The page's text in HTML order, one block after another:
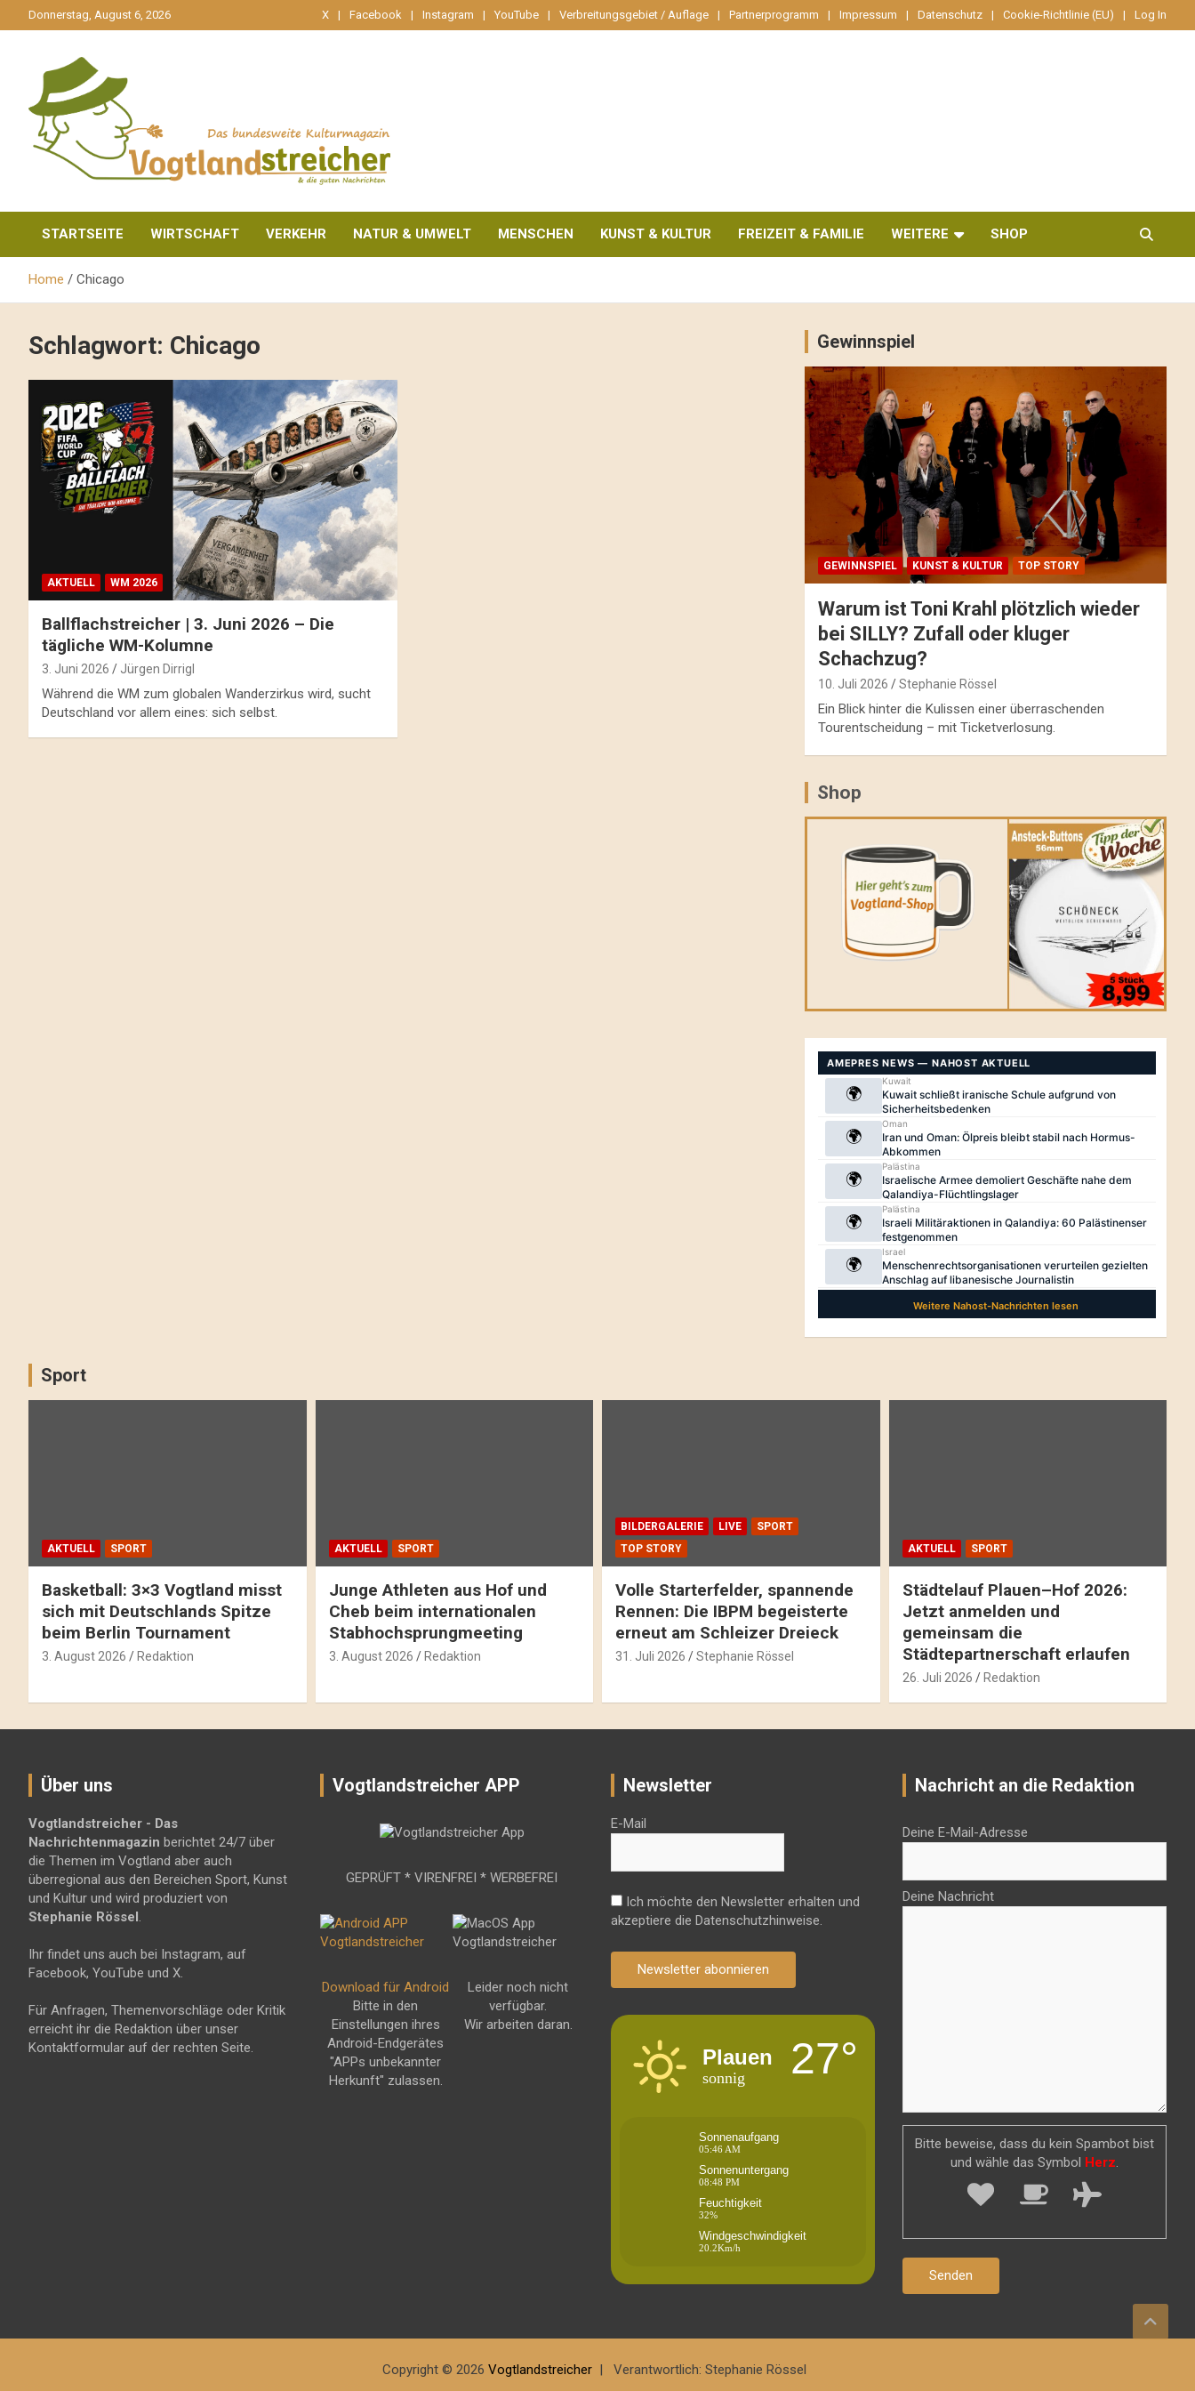
zum
Donnerstag, August 6, 2026 X Facebook Instagram YouTube Verbreitungsgebiet / Auflage Partnerprogramm Impressum Datenschutz Cookie-Richtlinie (EU) Log In
Vogtlandstreicher
STARTSEITE WIRTSCHAFT VERKEHR NATUR & UMWELT MENSCHEN KUNST & KULTUR FREIZEIT & FAMILIE WEITERE SHOP
Home Chicago
Schlagwort: Chicago
AKTUELL WM 2026
Ballflachstreicher | 3. Juni 2026 – Die
tägliche WM-Kolumne
3. Juni 2026 Jürgen Dirrigl
Während die WM zum globalen Wanderzirkus wird, sucht
Deutschland vor allem eines: sich selbst.
Gewinnspiel
GEWINNSPIEL KUNST & KULTUR TOP STORY
Warum ist Toni Krahl plötzlich wieder
bei SILLY? Zufall oder kluger
Schachzug?
10. Juli 2026 Stephanie Rössel
Ein Blick hinter die Kulissen einer überraschenden
Tourentscheidung – mit Ticketverlosung.
Shop
Sport
AKTUELL SPORT
Basketball: 3×3 Vogtland misst
sich mit Deutschlands Spitze
beim Berlin Tournament
3. August 2026 Redaktion
AKTUELL SPORT
Junge Athleten aus Hof und
Cheb beim internationalen
Stabhochsprungmeeting
3. August 2026 Redaktion
BILDERGALERIE LIVE
SPORT
TOP STORY
Volle Starterfelder, spannende
Rennen: Die IBPM begeisterte
erneut am Schleizer Dreieck
31. Juli 2026 Stephanie Rössel
AKTUELL SPORT
Städtelauf Plauen–Hof 2026:
Jetzt anmelden und
gemeinsam die
Städtepartnerschaft erlaufen
26. Juli 2026 Redaktion
Über uns
Vogtlandstreicher - Das
Nachrichtenmagazin berichtet 24/7 über
die Themen im Vogtland aber auch
überregional aus den Bereichen Sport, Kunst
und Kultur und wird produziert von
Stephanie Rössel.
Ihr findet uns auch bei Instagram, auf
Facebook, YouTube und X.
Für Anfragen, Themenvorschläge oder Kritik
erreicht ihr die Redaktion über unser
Kontaktformular auf der rechten Seite.
Vogtlandstreicher APP
GEPRÜFT * VIRENFREI * WERBEFREI
Download für Android
Bitte in den
Einstellungen ihres
Android-Endgerätes
"APPs unbekannter
Herkunft" zulassen.
Leider noch nicht
verfügbar.
Wir arbeiten daran.
Newsletter
E-Mail
Ich möchte den Newsletter erhalten und
akzeptiere die Datenschutzhinweise.
Newsletter abonnieren
Plauen
sonnig 27°
Sonnenaufgang
05:46 AM
Sonnenuntergang
08:48 PM
Feuchtigkeit
32%
Windgeschwindigkeit
20.2Km/h
Nachricht an die Redaktion
Deine E-Mail-Adresse
Deine Nachricht
Bitte beweise, dass du kein Spambot bist
und wähle das Symbol Herz.
Copyright © 2026 Vogtlandstreicher Verantwortlich: Stephanie Rössel